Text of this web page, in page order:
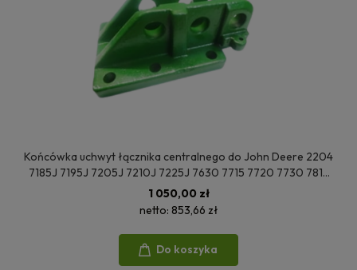
Końcówka uchwyt łącznika centralnego do John Deere 2204
7185J 7195J 7205J 7210J 7225J 7630 7715 7720 7730 7815
7830 7930 R227569
1 050,00 zł
netto: 853,66 zł
Do koszyka